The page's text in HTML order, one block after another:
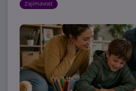
Zajímavost